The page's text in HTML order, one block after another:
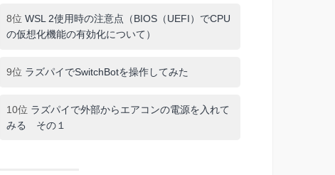
8位 WSL 2使用時の注意点（BIOS（UEFI）でCPU
の仮想化機能の有効化について）
9位 ラズパイでSwitchBotを操作してみた
10位 ラズパイで外部からエアコンの電源を入れて
みる その１